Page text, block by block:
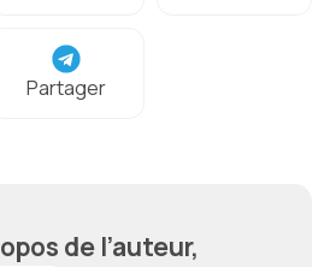
Partager
de l’auteur,